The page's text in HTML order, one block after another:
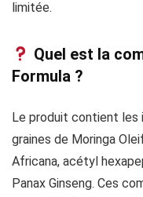
limitée.
Quel est la
Formula ?
Le produit contient les
graines de Moringa
Africana, acétyl
Panax Ginseng. Ces